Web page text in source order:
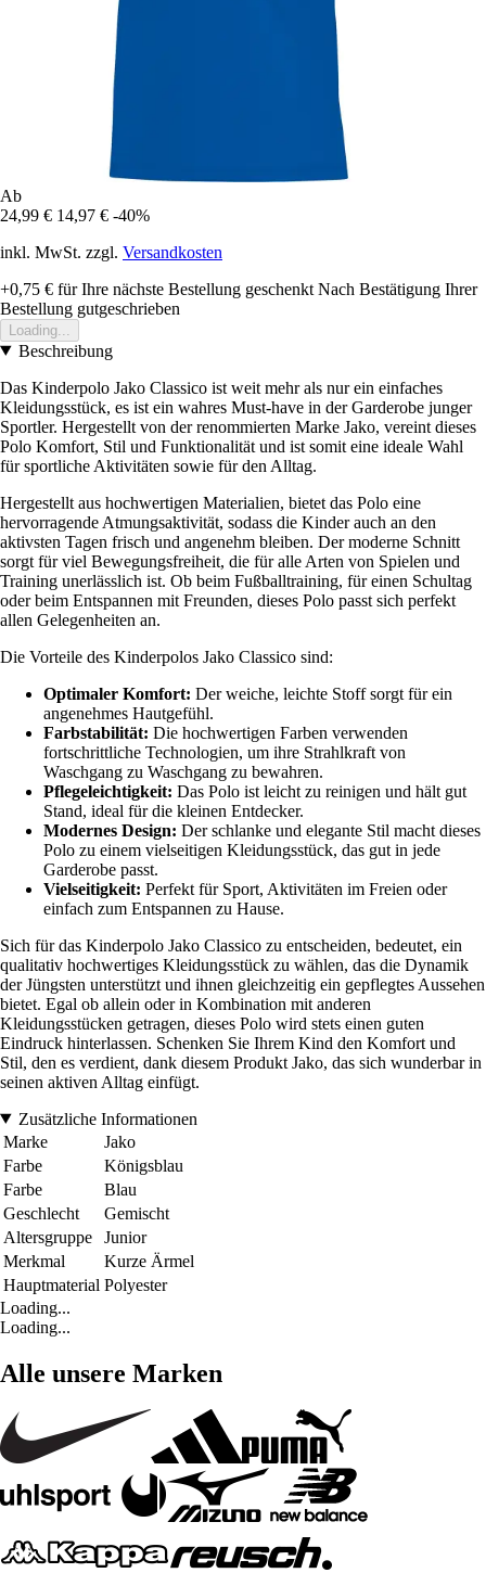
Ab
24,99 € 14,97 € -40%
inkl. MwSt. zzgl. Versandkosten
+0,75 € für Ihre nächste Bestellung geschenkt Nach Bestätigung Ihrer
Bestellung gutgeschrieben
Loading...
Beschreibung
Das Kinderpolo Jako Classico ist weit mehr als nur ein einfaches
Kleidungsstück, es ist ein wahres Must-have in der Garderobe junger
Sportler. Hergestellt von der renommierten Marke Jako, vereint dieses
Polo Komfort, Stil und Funktionalität und ist somit eine ideale Wahl
für sportliche Aktivitäten sowie für den Alltag.
Hergestellt aus hochwertigen Materialien, bietet das Polo eine
hervorragende Atmungsaktivität, sodass die Kinder auch an den
aktivsten Tagen frisch und angenehm bleiben. Der moderne Schnitt
sorgt für viel Bewegungsfreiheit, die für alle Arten von Spielen und
Training unerlässlich ist. Ob beim Fußballtraining, für einen Schultag
oder beim Entspannen mit Freunden, dieses Polo passt sich perfekt
allen Gelegenheiten an.
Die Vorteile des Kinderpolos Jako Classico sind:
Optimaler Komfort: Der weiche, leichte Stoff sorgt für ein
angenehmes Hautgefühl.
Farbstabilität: Die hochwertigen Farben verwenden
fortschrittliche Technologien, um ihre Strahlkraft von
Waschgang zu Waschgang zu bewahren.
Pflegeleichtigkeit: Das Polo ist leicht zu reinigen und hält gut
Stand, ideal für die kleinen Entdecker.
Modernes Design: Der schlanke und elegante Stil macht dieses
Polo zu einem vielseitigen Kleidungsstück, das gut in jede
Garderobe passt.
Vielseitigkeit: Perfekt für Sport, Aktivitäten im Freien oder
einfach zum Entspannen zu Hause.
Sich für das Kinderpolo Jako Classico zu entscheiden, bedeutet, ein
qualitativ hochwertiges Kleidungsstück zu wählen, das die Dynamik
der Jüngsten unterstützt und ihnen gleichzeitig ein gepflegtes Aussehen
bietet. Egal ob allein oder in Kombination mit anderen
Kleidungsstücken getragen, dieses Polo wird stets einen guten
Eindruck hinterlassen. Schenken Sie Ihrem Kind den Komfort und
Stil, den es verdient, dank diesem Produkt Jako, das sich wunderbar in
seinen aktiven Alltag einfügt.
Zusätzliche Informationen
Marke
Jako
Farbe
Königsblau
Farbe
Blau
Geschlecht
Gemischt
Altersgruppe
Junior
Merkmal
Kurze Ärmel
Hauptmaterial Polyester
Loading...
Loading...
Alle unsere Marken